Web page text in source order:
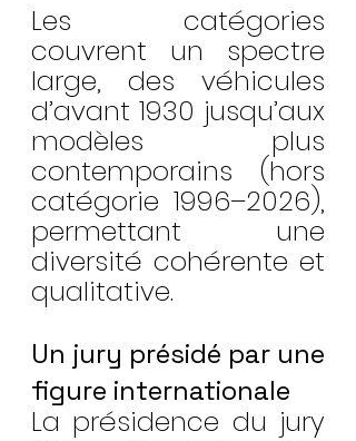
Les catégories
couvrent un spectre
large, des véhicules
d’avant 1930 jusqu’aux
modèles plus
contemporains (hors
catégorie 1996–2026),
permettant une
diversité cohérente et
qualitative.
Un jury présidé par une
figure internationale
La présidence du jury